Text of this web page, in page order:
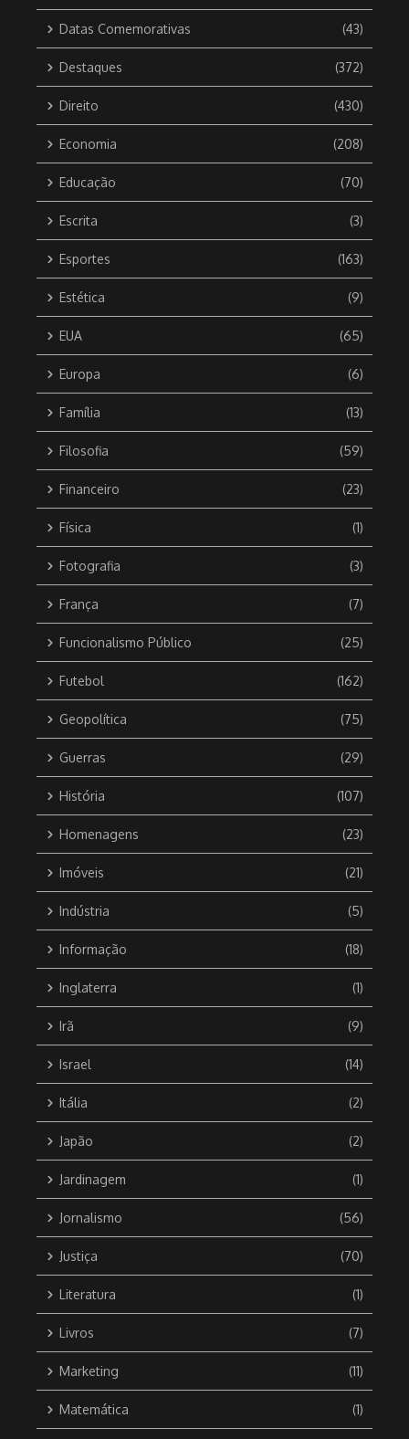
Datas Comemorativas (43)
Destaques (372)
Direito (430)
Economia (208)
Educação (70)
Escrita (3)
Esportes (163)
Estética (9)
EUA (65)
Europa (6)
Família (13)
Filosofia (59)
Financeiro (23)
Física (1)
Fotografia (3)
França (7)
Funcionalismo Público (25)
Futebol (162)
Geopolítica (75)
Guerras (29)
História (107)
Homenagens (23)
Imóveis (21)
Indústria (5)
Informação (18)
Inglaterra (1)
Irã (9)
Israel (14)
Itália (2)
Japão (2)
Jardinagem (1)
Jornalismo (56)
Justiça (70)
Literatura (1)
Livros (7)
Marketing (11)
Matemática (1)